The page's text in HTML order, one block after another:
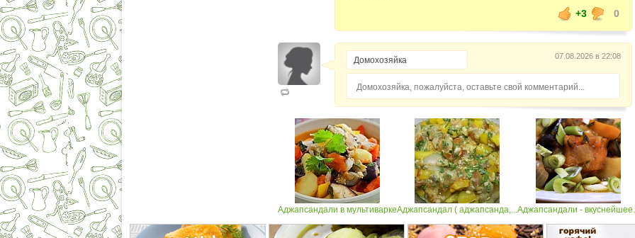
+3
0
07.08.2026 в 22:08
Домохозяйка, пожалуйста, оставьте свой комментарий...
Аджапсандали в мультиваркеАджапсандал ( аджапсанда,...Аджапсандали -